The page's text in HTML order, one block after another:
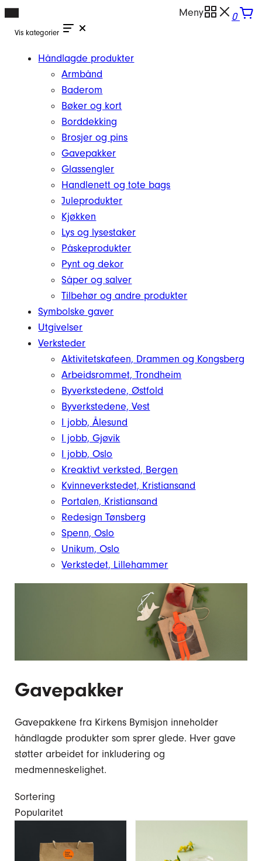
Hopp
Meny 0
Vis kategorier
Håndlagde produkter
Armbånd
Baderom
Bøker og kort
Borddekking
Brosjer og pins
Gavepakker
Glassengler
Handlenett og tote bags
Juleprodukter
Kjøkken
Lys og lysestaker
Påskeprodukter
Pynt og dekor
Såper og salver
Tilbehør og andre produkter
Symbolske gaver
Utgivelser
Verksteder
Aktivitetskafeen, Drammen og Kongsberg
Arbeidsrommet, Trondheim
Byverkstedene, Østfold
Byverkstedene, Vest
I jobb, Ålesund
I jobb, Gjøvik
I jobb, Oslo
Kreaktivt verksted, Bergen
Kvinneverkstedet, Kristiansand
Portalen, Kristiansand
Redesign Tønsberg
Spenn, Oslo
Unikum, Oslo
Verkstedet, Lillehammer
Gavepakker
Gavepakkene fra Kirkens Bymisjon inneholder
håndlagde produkter som sprer glede. Hver gave
støtter arbeidet for inkludering og
medmenneskelighet.
Sortering
Popularitet